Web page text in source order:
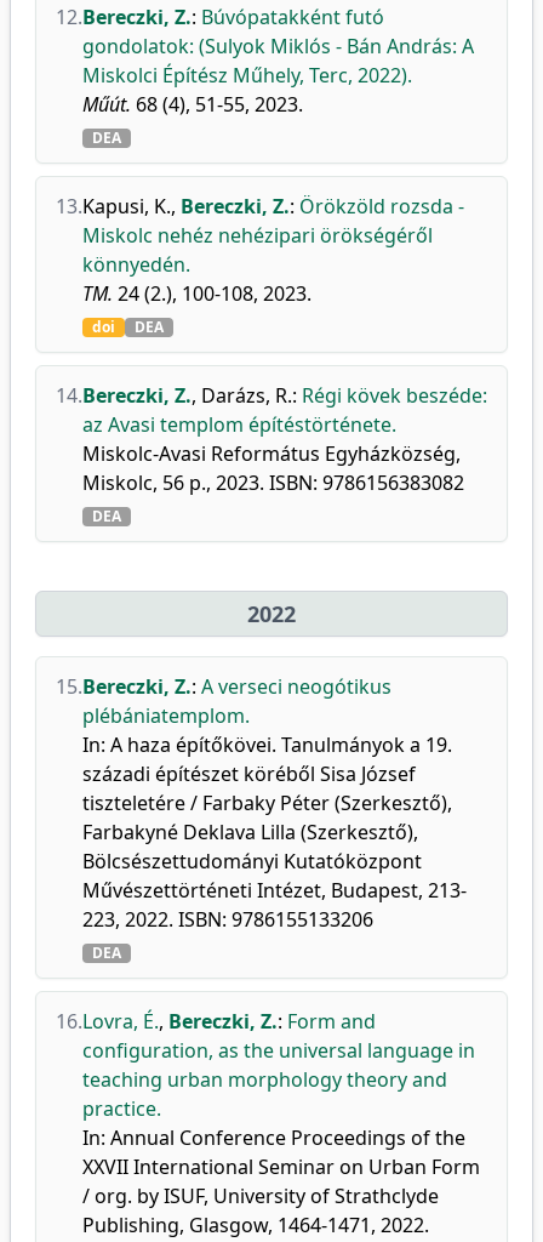
12.Bereczki, Z.: Búvópatakként futó
gondolatok: (Sulyok Miklós - Bán András: A
Miskolci Építész Műhely, Terc, 2022).
Műút. 68 (4), 51-55, 2023.
DEA
13.Kapusi, K., Bereczki, Z.: Örökzöld rozsda -
Miskolc nehéz nehézipari örökségéről
könnyedén.
TM. 24 (2.), 100-108, 2023.
doi DEA
14.Bereczki, Z., Darázs, R.: Régi kövek beszéde:
az Avasi templom építéstörténete.
Miskolc-Avasi Református Egyházközség,
Miskolc, 56 p., 2023. ISBN: 9786156383082
DEA
2022
15.Bereczki, Z.: A verseci neogótikus
plébániatemplom.
In: A haza építőkövei. Tanulmányok a 19.
századi építészet köréből Sisa József
tiszteletére / Farbaky Péter (Szerkesztő),
Farbakyné Deklava Lilla (Szerkesztő),
Bölcsészettudományi Kutatóközpont
Művészettörténeti Intézet, Budapest, 213-
223, 2022. ISBN: 9786155133206
DEA
16.Lovra, É., Bereczki, Z.: Form and
configuration, as the universal language in
teaching urban morphology theory and
practice.
In: Annual Conference Proceedings of the
XXVII International Seminar on Urban Form
/ org. by ISUF, University of Strathclyde
Publishing, Glasgow, 1464-1471, 2022.